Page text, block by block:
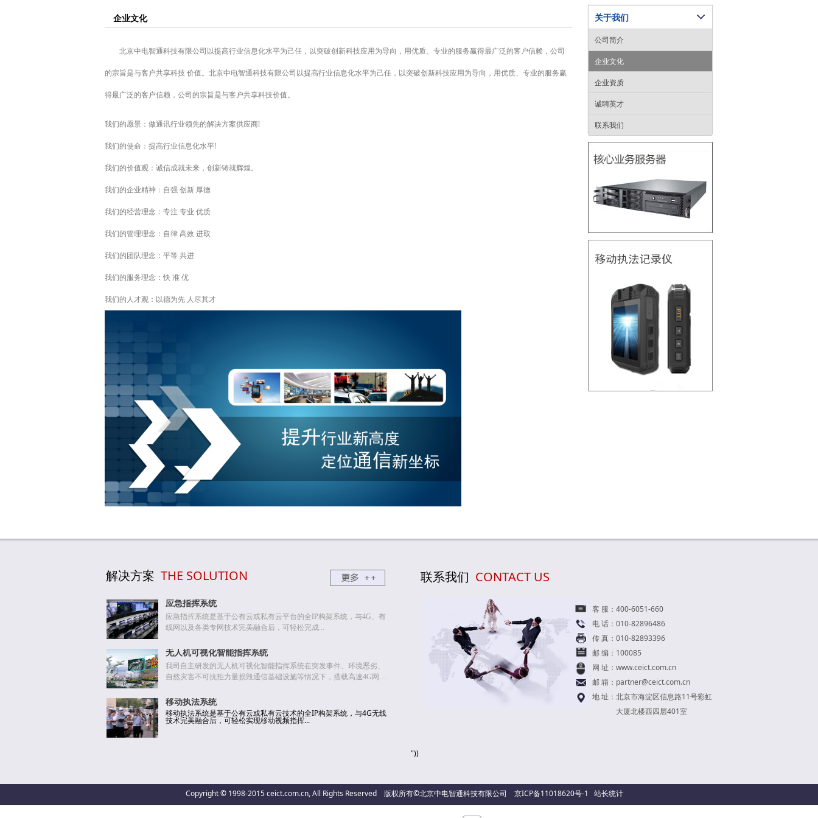
企业文化
北京中电智通科技有限公司以提高行业信息化水平为己任，以突破创新科技应用为导向，用优质、专业的服务赢得最广泛的客户信赖，公司
的宗旨是与客户共享科技 价值。北京中电智通科技有限公司以提高行业信息化水平为己任，以突破创新科技应用为导向，用优质、专业的服务赢
得最广泛的客户信赖，公司的宗旨是与客户共享科技价值。
我们的愿景：做通讯行业领先的解决方案供应商!
我们的使命：提高行业信息化水平!
我们的价值观：诚信成就未来，创新铸就辉煌。
我们的企业精神：自强 创新 厚德
我们的经营理念：专注 专业 优质
我们的管理理念：自律 高效 进取
我们的团队理念：平等 共进
我们的服务理念：快 准 优
我们的人才观：以德为先 人尽其才
关于我们
公司简介
企业文化
企业资质
诚聘英才
联系我们
解决方案 THE SOLUTION
应急指挥系统
应急指挥系统是基于公有云或私有云平台的全IP构架系统，与4G、有
线网以及各类专网技术完美融合后，可轻松完成...
无人机可视化智能指挥系统
我司自主研发的无人机可视化智能指挥系统在突发事件、环境恶劣、
自然灾害不可抗拒力量损毁通信基础设施等情况下，搭载高速4G网络
频、图片等现场信息，上下级及时有效沟通，大大提高了人员快速机
动反应能力和指挥能力。
移动执法系统
移动执法系统是基于公有云或私有云技术的全IP构架系统，与4G无线
技术完美融合后，可轻松实现移动视频指挥...
联系我们 CONTACT US
客 服：400-6051-660
电 话：010-82896486
传 真：010-82893396
邮 编：100085
网 址： www.ceict.com.cn
邮 箱： partner@ceict.com.cn
地 址：北京市海淀区信息路11号彩虹
大厦北楼西四层401室
"))
Copyright © 1998-2015 ceict.com.cn, All Rights Reserved 版权所有©北京中电智通科技有限公司 京ICP备11018620号-1 站长统计